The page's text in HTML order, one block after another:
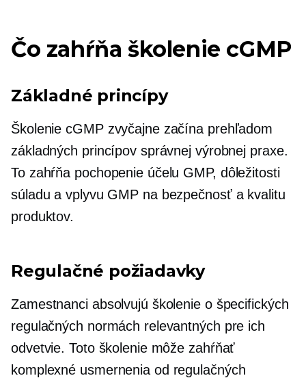
Čo zahŕňa školenie cGMP
Základné princípy
Školenie cGMP zvyčajne začína prehľadom
základných princípov správnej výrobnej praxe.
To zahŕňa pochopenie účelu GMP, dôležitosti
súladu a vplyvu GMP na bezpečnosť a kvalitu
produktov.
Regulačné požiadavky
Zamestnanci absolvujú školenie o špecifických
regulačných normách relevantných pre ich
odvetvie. Toto školenie môže zahŕňať
komplexné usmernenia od regulačných